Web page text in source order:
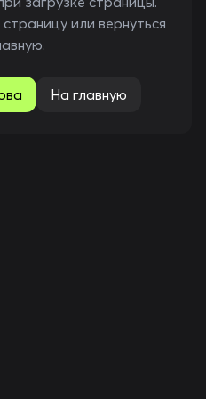
или вернуться
На главную